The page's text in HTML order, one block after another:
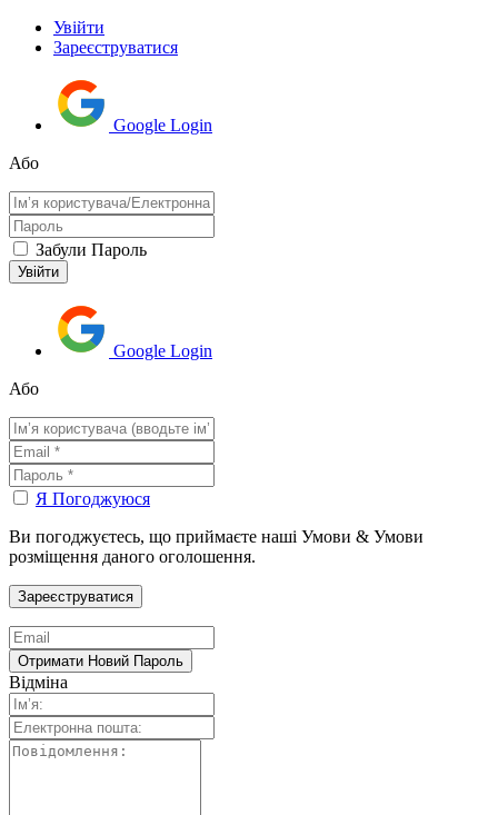
Увійти
Зареєструватися
Google Login
Або
Забули Пароль
Google Login
Або
Я Погоджуюся
Ви погоджуєтесь, що приймаєте наші Умови & Умови
розміщення даного оголошення.
Відміна